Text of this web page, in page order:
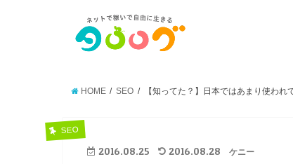
HOME SEO 【知ってた？】日本ではあまり使われ
SEO
2016.08.25 2016.08.28 ケニー